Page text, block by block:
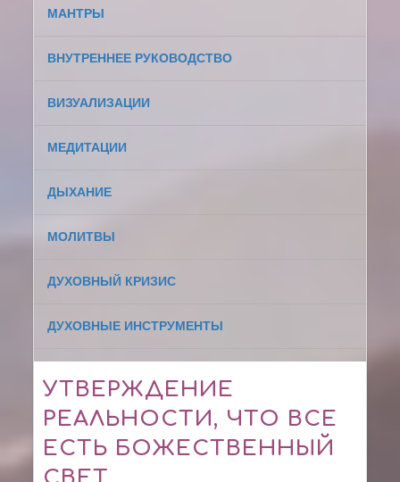
МАНТРЫ
ВНУТРЕННЕЕ РУКОВОДСТВО
ВИЗУАЛИЗАЦИИ
МЕДИТАЦИИ
ДЫХАНИЕ
МОЛИТВЫ
ДУХОВНЫЙ КРИЗИС
ДУХОВНЫЕ ИНСТРУМЕНТЫ
УТВЕРЖДЕНИЕ
РЕАЛЬНОСТИ, ЧТО ВСЕ
ЕСТЬ БОЖЕСТВЕННЫЙ